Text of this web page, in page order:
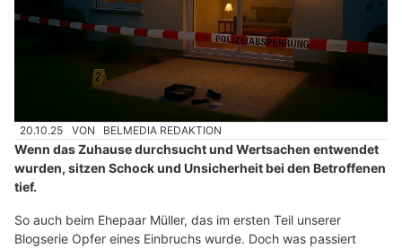
20.10.25 VON BELMEDIA REDAKTION
Wenn das Zuhause durchsucht und Wertsachen entwendet
wurden, sitzen Schock und Unsicherheit bei den Betroffenen
tief.
So auch beim Ehepaar Müller, das im ersten Teil unserer
Blogserie Opfer eines Einbruchs wurde. Doch was passiert